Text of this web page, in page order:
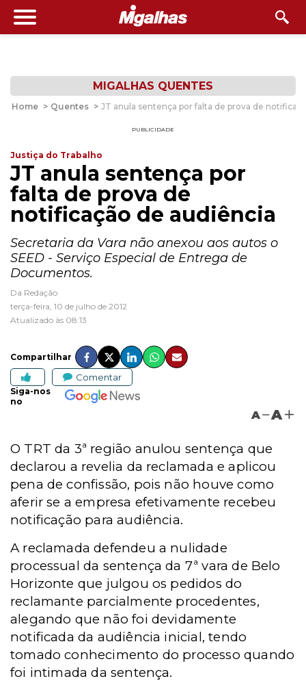
MIGALHAS QUENTES
Home > Quentes > JT anula sentença por falta de prova de
PUBLICIDADE
Justiça do Trabalho
JT anula sentença por
falta de prova de
notificação de audiência
Secretaria da Vara não anexou aos autos o
SEED - Serviço Especial de Entrega de
Documentos.
Da Redação
terça-feira, 10 de julho de 2012
Atualizado às 08:13
Compartilhar
Comentar
Siga-nos
no
A A
O TRT da 3ª região anulou sentença que
declarou a revelia da reclamada e aplicou
pena de confissão, pois não houve como
aferir se a empresa efetivamente recebeu
notificação para audiência.
A reclamada defendeu a nulidade
processual da sentença da 7ª vara de Belo
Horizonte que julgou os pedidos do
reclamante parcialmente procedentes,
alegando que não foi devidamente
notificada da audiência inicial, tendo
tomado conhecimento do processo quando
foi intimada da sentença.